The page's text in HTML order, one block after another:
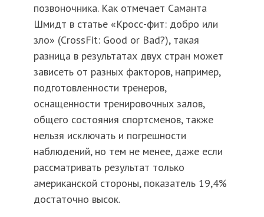
позвоночника. Как отмечает Саманта
Шмидт в статье «Кросс-фит: добро или
зло» (CrossFit: Good or Bad?), такая
разница в результатах двух стран может
зависеть от разных факторов, например,
подготовленности тренеров,
оснащенности тренировочных залов,
общего состояния спортсменов, также
нельзя исключать и погрешности
наблюдений, но тем не менее, даже если
рассматривать результат только
американской стороны, показатель 19,4%
достаточно высок.